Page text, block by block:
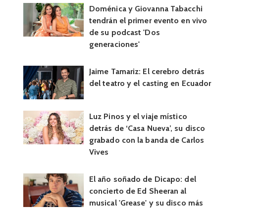
Doménica y Giovanna Tabacchi
tendrán el primer evento en vivo
de su podcast 'Dos
generaciones'
Jaime Tamariz: El cerebro detrás
del teatro y el casting en Ecuador
Luz Pinos y el viaje místico
detrás de ‘Casa Nueva’, su disco
grabado con la banda de Carlos
Vives
El año soñado de Dicapo: del
concierto de Ed Sheeran al
musical 'Grease' y su disco más